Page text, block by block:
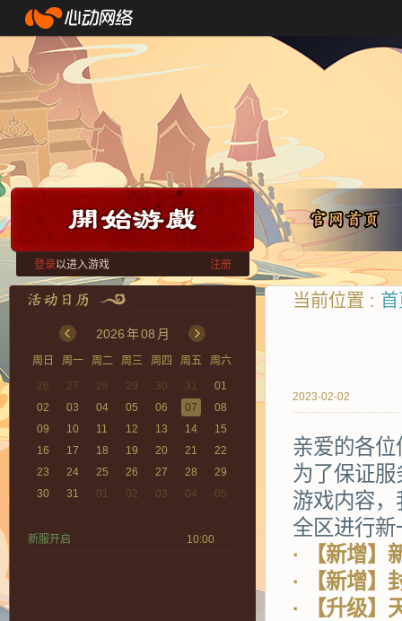
登录以进入游戏 注册
2026年08 月
周日 周一 周二 周三 周四 周五
周六
26
27 28 29 30 31
01
02
03 04 05 06 07
08
09
10 11 12 13 14
15
16
17 18 19 20 21
22
23
24 25 26 27 28
29
30
31 01 02 03 04 05
新服开启 10:00
当前位置 :
2023-02-02
亲爱的各位
为了保证
游戏内容
全区进行
· 【新增】
· 【新增】
· 【升级】